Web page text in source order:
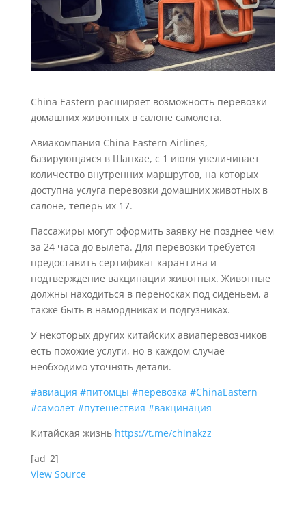
China Eastern расширяет возможность перевозки
домашних животных в салоне самолета.
Авиакомпания China Eastern Airlines,
базирующаяся в Шанхае, с 1 июля увеличивает
количество внутренних маршрутов, на которых
доступна услуга перевозки домашних животных в
салоне, теперь их 17.
Пассажиры могут оформить заявку не позднее чем
за 24 часа до вылета. Для перевозки требуется
предоставить сертификат карантина и
подтверждение вакцинации животных. Животные
должны находиться в переносках под сиденьем, а
также быть в намордниках и подгузниках.
У некоторых других китайских авиаперевозчиков
есть похожие услуги, но в каждом случае
необходимо уточнять детали.
#авиация #питомцы #перевозка #ChinaEastern
#самолет #путешествия #вакцинация
Китайская жизнь https://t.me/chinakzz
[ad_2]
View Source